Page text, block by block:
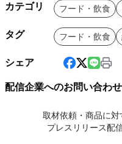
カテゴリ フード・飲食
タグ フード・飲食
シェア
配信企業へのお問い合わせ
取材依頼・商品に対
プレスリリース配